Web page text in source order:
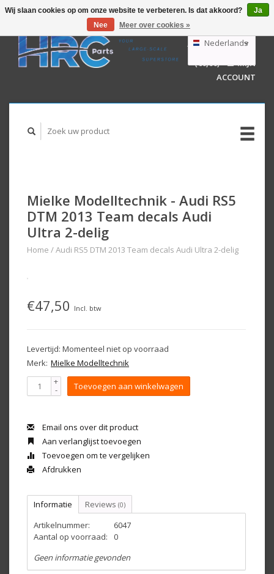
GBP
AUD
Nederlands
Deutsch
English
WINKELWAGEN
(€0,00)
MIJN
ACCOUNT
Mielke Modelltechnik - Audi RS5
DTM 2013 Team decals Audi
Ultra 2-delig
Home /Audi RS5 DTM 2013 Team decals Audi Ultra 2-delig
€47,50 Incl. btw
Levertijd: Momenteel niet op voorraad
Merk: Mielke Modelltechnik
+
- Toevoegen aan winkelwagen
Email ons over dit product
Aan verlanglijst toevoegen
Toevoegen om te vergelijken
Afdrukken
Informatie Reviews (0)
Artikelnummer:
6047
Aantal op voorraad:
0
Geen informatie gevonden
Wij slaan cookies op om onze website te verbeteren. Is dat akkoord?
Ja
Nee
Meer over cookies »